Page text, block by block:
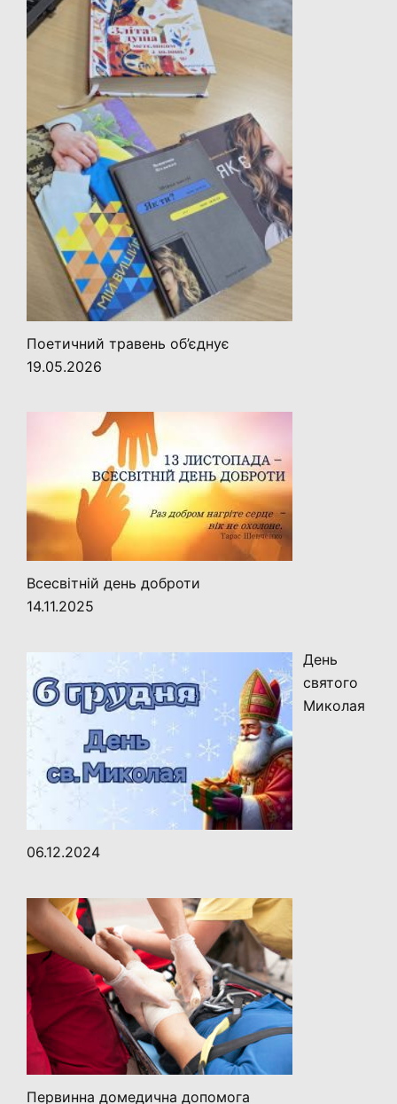
Поетичний травень об’єднує
19.05.2026
Всесвітній день доброти
14.11.2025
День
святого
Миколая
06.12.2024
Первинна домедична допомога